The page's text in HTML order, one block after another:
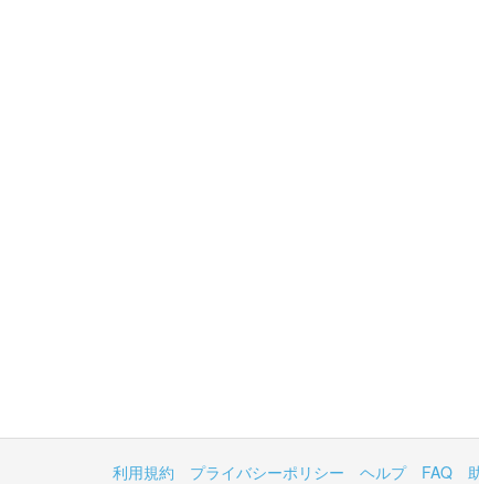
利用規約 プライバシーポリシー ヘルプ FAQ